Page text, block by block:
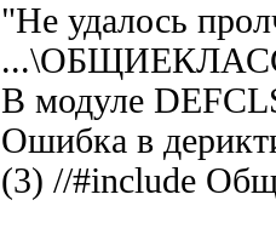
"Не удалось
В модуле
Ошибка в
(3) //#include